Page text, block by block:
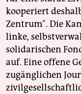
kooperiert
Zentrum". Die
linke,
solidarischen
auf. Eine offene
zugänglichen